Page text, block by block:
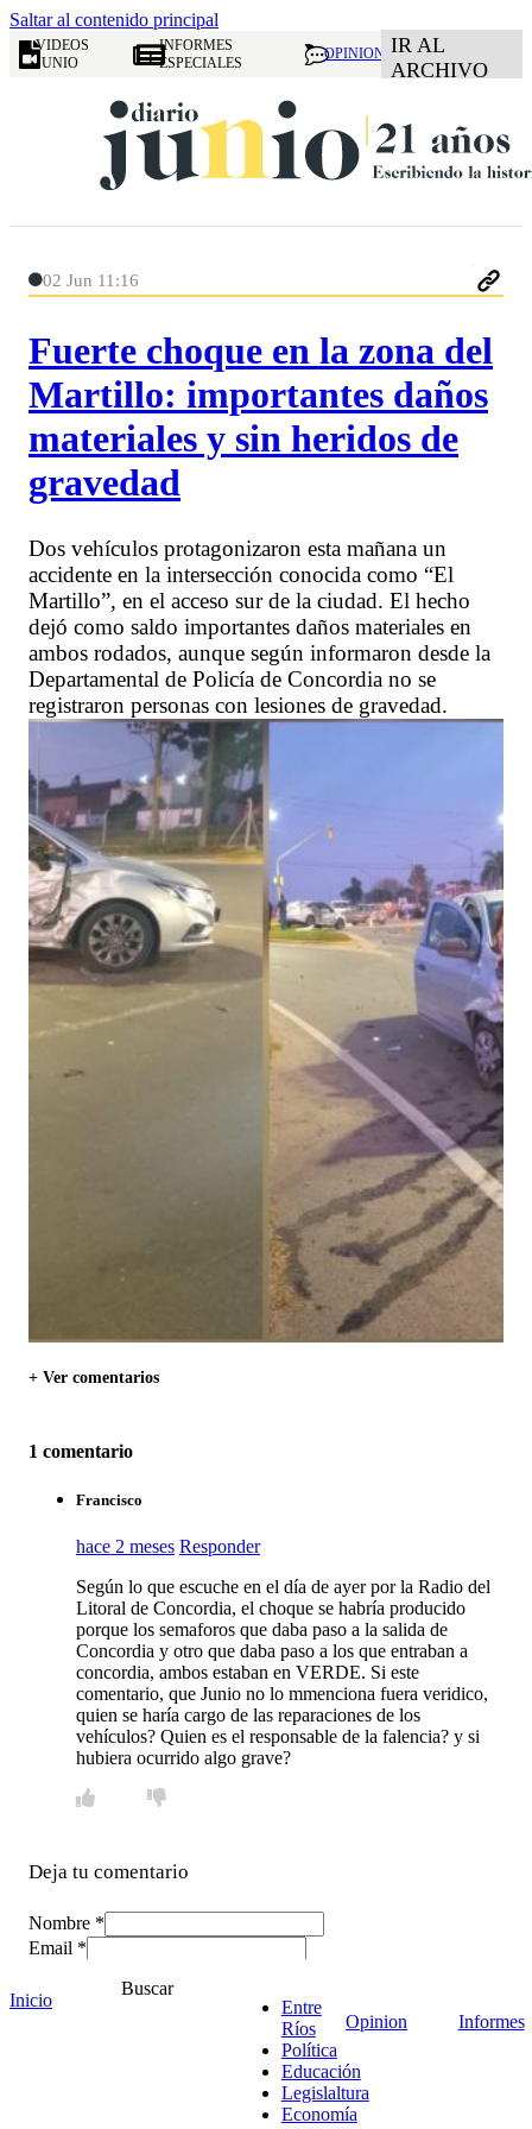
Saltar al contenido principal
VIDEOS
JUNIO
INFORMES
ESPECIALES
OPINION IR AL
ARCHIVO
02 Jun 11:16
Fuerte choque en la zona del
Martillo: importantes daños
materiales y sin heridos de
gravedad
Dos vehículos protagonizaron esta mañana un
accidente en la intersección conocida como “El
Martillo”, en el acceso sur de la ciudad. El hecho
dejó como saldo importantes daños materiales en
ambos rodados, aunque según informaron desde la
Departamental de Policía de Concordia no se
registraron personas con lesiones de gravedad.
+ Ver comentarios
1 comentario
Francisco
hace 2 meses Responder
Según lo que escuche en el día de ayer por la Radio del
Litoral de Concordia, el choque se habría producido
porque los semaforos que daba paso a la salida de
Concordia y otro que daba paso a los que entraban a
concordia, ambos estaban en VERDE. Si este
comentario, que Junio no lo mmenciona fuera veridico,
quien se haría cargo de las reparaciones de los
vehículos? Quien es el responsable de la falencia? y si
hubiera ocurrido algo grave?
Deja tu comentario
Nombre *
Email *
Inicio
Buscar
Entre
Ríos
Política
Educación
Legislaltura
Economía
Opinion Informes